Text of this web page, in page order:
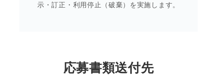
示・訂正・利用停止（破棄）を実施します。
応募書類送付先